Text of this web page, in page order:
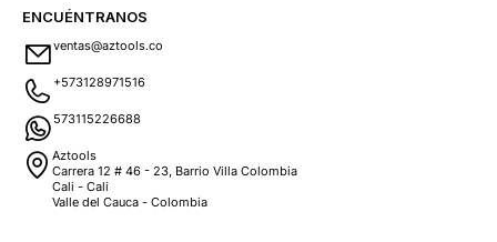
ENCUÉNTRANOS
ventas@aztools.co
+573128971516
573115226688
Aztools
Carrera 12 # 46 - 23, Barrio Villa Colombia
Cali - Cali
Valle del Cauca - Colombia